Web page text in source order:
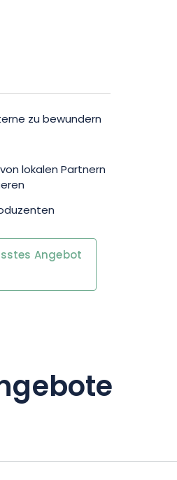
oder mit
und
zu bewundern
lokalen Partnern
Angebot